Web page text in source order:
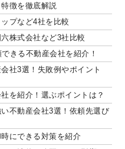
徴を徹底解説
プなど4社を比較
株式会社など3社比較
きる不動産会社を紹介！
社3選！失敗例やポイント
を紹介！選ぶポイントは？
不動産会社3選！依頼先選び
にできる対策を紹介